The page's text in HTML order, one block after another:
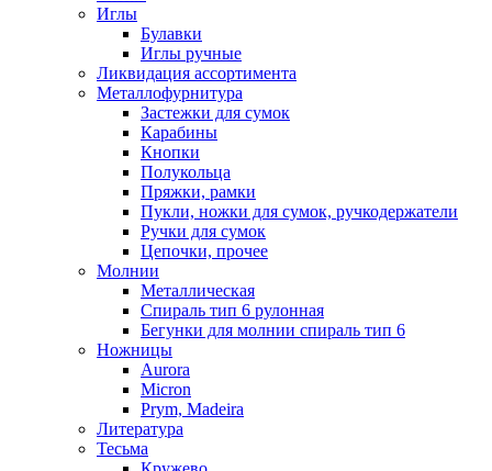
Иглы
Булавки
Иглы ручные
Ликвидация ассортимента
Металлофурнитура
Застежки для сумок
Карабины
Кнопки
Полукольца
Пряжки, рамки
Пукли, ножки для сумок, ручкодержатели
Ручки для сумок
Цепочки, прочее
Молнии
Металлическая
Спираль тип 6 рулонная
Бегунки для молнии спираль тип 6
Ножницы
Aurora
Micron
Prym, Madeira
Литература
Тесьма